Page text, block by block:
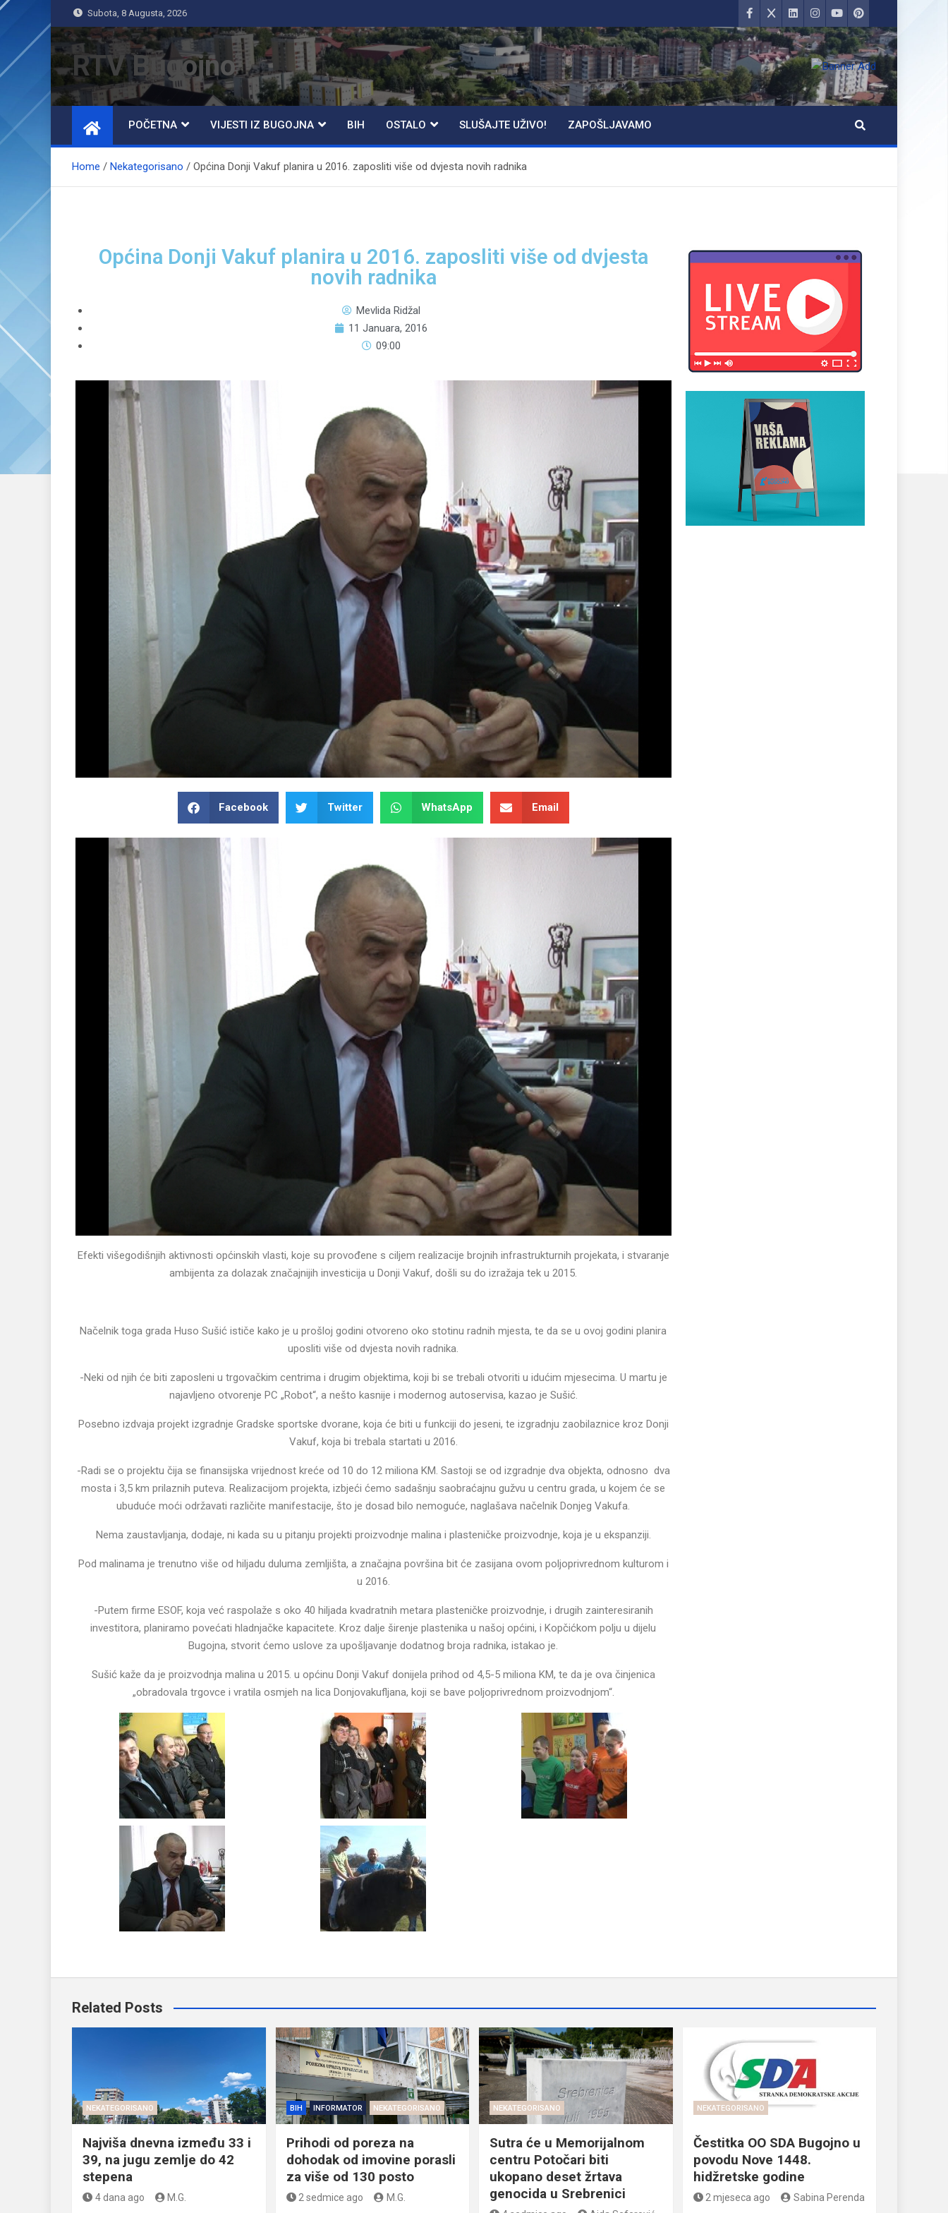
Subota, 8 Augusta, 2026
RTV Bugojno
POČETNA VIJESTI IZ BUGOJNA BIH OSTALO SLUŠAJTE UŽIVO! ZAPOŠLJAVAMO
Home Nekategorisano Općina Donji Vakuf planira u 2016. zaposliti više od dvjesta novih radnika
Općina Donji Vakuf planira u 2016. zaposliti više od dvjesta
novih radnika
Mevlida Ridžal
11 Januara, 2016
09:00
Facebook Twitter WhatsApp Email
Efekti višegodišnjih aktivnosti općinskih vlasti, koje su provođene s ciljem realizacije brojnih infrastrukturnih projekata, i stvaranje
ambijenta za dolazak značajnijih investicija u Donji Vakuf, došli su do izražaja tek u 2015.
Načelnik toga grada Huso Sušić ističe kako je u prošloj godini otvoreno oko stotinu radnih mjesta, te da se u ovoj godini planira
uposliti više od dvjesta novih radnika.
-Neki od njih će biti zaposleni u trgovačkim centrima i drugim objektima, koji bi se trebali otvoriti u idućim mjesecima. U martu je
najavljeno otvorenje PC „Robot“, a nešto kasnije i modernog autoservisa, kazao je Sušić.
Posebno izdvaja projekt izgradnje Gradske sportske dvorane, koja će biti u funkciji do jeseni, te izgradnju zaobilaznice kroz Donji
Vakuf, koja bi trebala startati u 2016.
-Radi se o projektu čija se finansijska vrijednost kreće od 10 do 12 miliona KM. Sastoji se od izgradnje dva objekta, odnosno dva
mosta i 3,5 km prilaznih puteva. Realizacijom projekta, izbjeći ćemo sadašnju saobraćajnu gužvu u centru grada, u kojem će se
ubuduće moći održavati različite manifestacije, što je dosad bilo nemoguće, naglašava načelnik Donjeg Vakufa.
Nema zaustavljanja, dodaje, ni kada su u pitanju projekti proizvodnje malina i plasteničke proizvodnje, koja je u ekspanziji.
Pod malinama je trenutno više od hiljadu duluma zemljišta, a značajna površina bit će zasijana ovom poljoprivrednom kulturom i
u 2016.
-Putem firme ESOF, koja već raspolaže s oko 40 hiljada kvadratnih metara plasteničke proizvodnje, i drugih zainteresiranih
investitora, planiramo povećati hladnjačke kapacitete. Kroz dalje širenje plastenika u našoj općini, i Kopčićkom polju u dijelu
Bugojna, stvorit ćemo uslove za upošljavanje dodatnog broja radnika, istakao je.
Sušić kaže da je proizvodnja malina u 2015. u općinu Donji Vakuf donijela prihod od 4,5-5 miliona KM, te da je ova činjenica
„obradovala trgovce i vratila osmjeh na lica Donjovakufljana, koji se bave poljoprivrednom proizvodnjom“.
Related Posts
NEKATEGORISANO
Najviša dnevna između 33 i
39, na jugu zemlje do 42
stepena
4 dana ago M.G.
BIH INFORMATOR NEKATEGORISANO
Prihodi od poreza na
dohodak od imovine porasli
za više od 130 posto
2 sedmice ago M.G.
NEKATEGORISANO
Sutra će u Memorijalnom
centru Potočari biti
ukopano deset žrtava
genocida u Srebrenici
NEKATEGORISANO
Čestitka OO SDA Bugojno u
povodu Nove 1448.
hidžretske godine
2 mjeseca ago Sabina Perenda